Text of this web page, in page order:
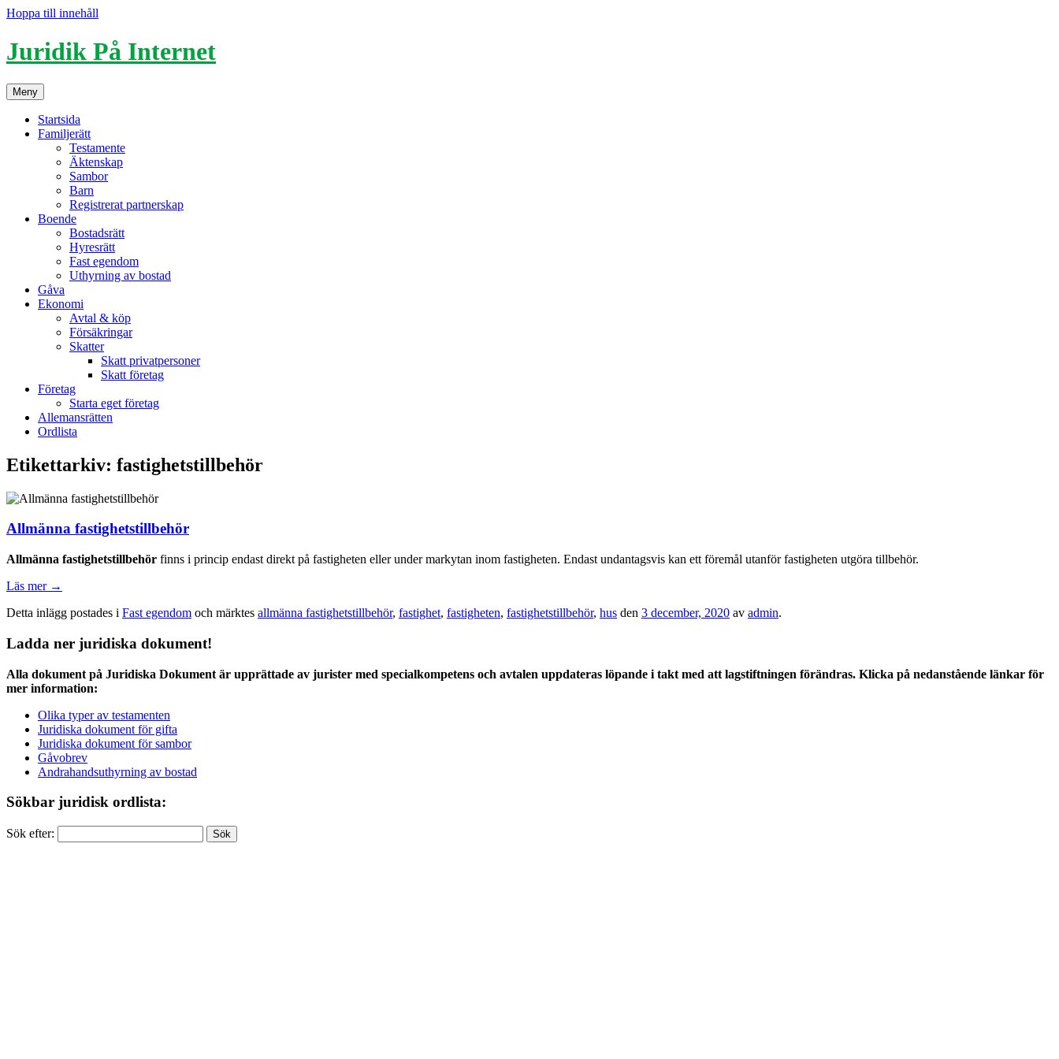
Hoppa till innehåll
Juridik På Internet
Meny
Startsida
Familjerätt
Testamente
Äktenskap
Sambor
Barn
Registrerat partnerskap
Boende
Bostadsrätt
Hyresrätt
Fast egendom
Uthyrning av bostad
Gåva
Ekonomi
Avtal & köp
Försäkringar
Skatter
Skatt privatpersoner
Skatt företag
Företag
Starta eget företag
Allemansrätten
Ordlista
Etikettarkiv: fastighetstillbehör
Allmänna fastighetstillbehör
Allmänna fastighetstillbehör finns i princip endast direkt på fastigheten eller under markytan inom fastigheten. Endast undantagsvis kan ett föremål utanför fastigheten utgöra tillbehör.
Läs mer →
Detta inlägg postades i Fast egendom och märktes allmänna fastighetstillbehör, fastighet, fastigheten, fastighetstillbehör, hus den 3 december, 2020 av admin.
Ladda ner juridiska dokument!
Alla dokument på Juridiska Dokument är upprättade av jurister med specialkompetens och avtalen uppdateras löpande i takt med att lagstiftningen förändras. Klicka på nedanstående länkar för
mer information:
Olika typer av testamenten
Juridiska dokument för gifta
Juridiska dokument för sambor
Gåvobrev
Andrahandsuthyrning av bostad
Sökbar juridisk ordlista:
Sök efter: